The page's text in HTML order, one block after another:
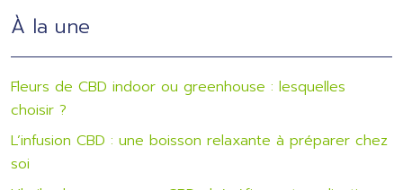
À la une
Fleurs de CBD indoor ou greenhouse : lesquelles
choisir ?
L’infusion CBD : une boisson relaxante à préparer chez
soi